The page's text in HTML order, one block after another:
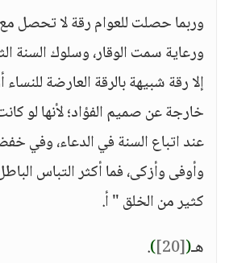
وربما حصلت للعوام رقة لا
ورعاية سمت الوقار، وسلوك السنة
إلا رقة شبيهة بالرقة العارضة
خارجة عن صميم الفؤاد؛ لأنها لو
عند اتباع السنة في الدعاء، وفي
وأوفى وأزكى، فما أكثر التباس
كثير من الخلق " أ.
هـ(
[20]
)
.